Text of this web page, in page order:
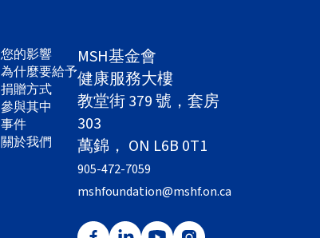
您的影響
為什麼要給予
捐贈方式
參與其中
事件
關於我們
MSH基金會
健康服務大樓
教堂街 379 號，套房
303
萬錦， ON L6B 0T1
905-472-7059
mshfoundation@mshf.on.ca